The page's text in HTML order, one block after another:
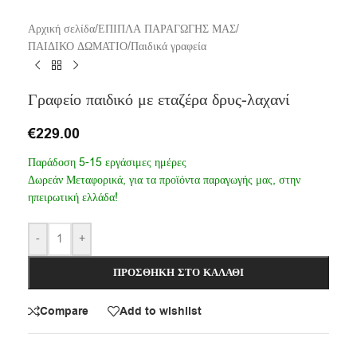
Αρχική σελίδα/ΕΠΙΠΛΑ ΠΑΡΑΓΩΓΗΣ ΜΑΣ/
ΠΑΙΔΙΚΟ ΔΩΜΑΤΙΟ/Παιδικά γραφεία
Γραφείο παιδικό με εταζέρα δρυς-λαχανί
€229.00
Παράδοση 5-15 εργάσιμες ημέρες
Δωρεάν Μεταφορικά, για τα προϊόντα παραγωγής μας, στην
ηπειρωτική ελλάδα!
- +
ΠΡΟΣΘΉΚΗ ΣΤΟ ΚΑΛΆΘΙ
Compare Add to wishlist